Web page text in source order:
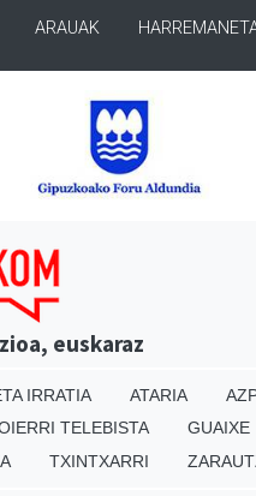
ARAUAK
euskaraz
IRRATIA ATARIA
TELEBISTA
GUAIXE
TXINTXARRI